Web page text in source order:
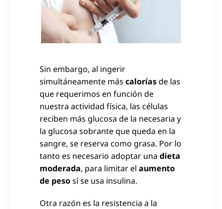
Sin embargo, al ingerir
simultáneamente más caloríasde las
que requerimos en función de
nuestra actividad física, las células
reciben más glucosa de la necesaria y
la glucosa sobrante que queda en la
sangre, se reserva como grasa. Por lo
tanto es necesario adoptar una dieta
moderada, para limitar el aumento
de pesosí se usa insulina.
Otra razón es la resistencia a la